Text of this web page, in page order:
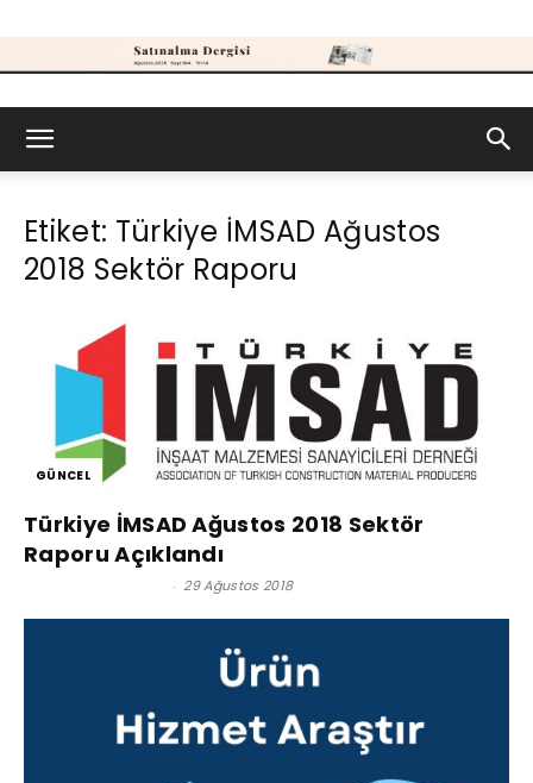
Dergisi
Etiket: Türkiye İMSAD Ağustos
2018 Sektör Raporu
GÜNCEL
Türkiye İMSAD Ağustos 2018 Sektör
Raporu Açıklandı
- 29 Ağustos 2018